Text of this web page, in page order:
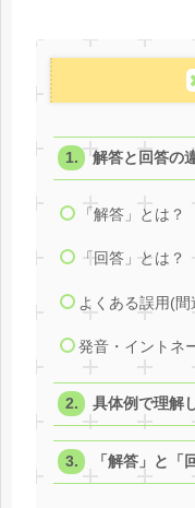
解答と回答の
「解答」とは？
「回答」とは？
よくある誤用(
発音・イントネ
具体例で理解
「解答」と「